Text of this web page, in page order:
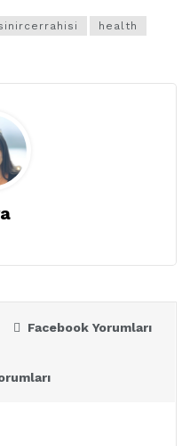
health
Facebook Yorumları